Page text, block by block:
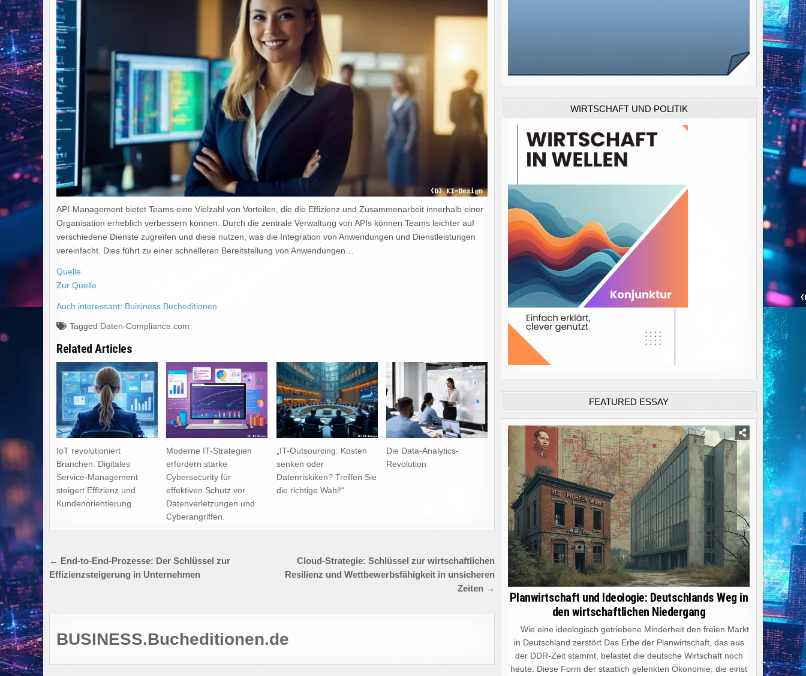
API-Management bietet Teams eine Vielzahl von Vorteilen, die die Effizienz und Zusammenarbeit innerhalb einer
Organisation erheblich verbessern können. Durch die zentrale Verwaltung von APIs können Teams leichter auf
verschiedene Dienste zugreifen und diese nutzen, was die Integration von Anwendungen und Dienstleistungen
vereinfacht. Dies führt zu einer schnelleren Bereitstellung von Anwendungen…
Quelle
Zur Quelle
Auch interessant: Buisiness.Bucheditionen
Tagged Daten-Compliance.com
Related Articles
IoT revolutioniert
Branchen: Digitales
Service-Management
steigert Effizienz und
Kundenorientierung.
Moderne IT-Strategien
erfordern starke
Cybersecurity für
effektiven Schutz vor
Datenverletzungen und
Cyberangriffen.
„IT-Outsourcing: Kosten
senken oder
Datenriskiken? Treffen Sie
die richtige Wahl!“
Die Data-Analytics-
Revolution
Beitragsnavigation
Cloud-Strategie: Schlüssel zur wirtschaftlichen
Resilienz und Wettbewerbsfähigkeit in unsicheren
Zeiten →
← End-to-End-Prozesse: Der Schlüssel zur
Effizienzsteigerung in Unternehmen
BUSINESS.Bucheditionen.de
WIRTSCHAFT UND POLITIK
FEATURED ESSAY
Planwirtschaft und Ideologie: Deutschlands Weg in
den wirtschaftlichen Niedergang
Wie eine ideologisch getriebene Minderheit den freien Markt
in Deutschland zerstört Das Erbe der Planwirtschaft, das aus
der DDR-Zeit stammt, belastet die deutsche Wirtschaft noch
heute. Diese Form der staatlich gelenkten Ökonomie, die einst